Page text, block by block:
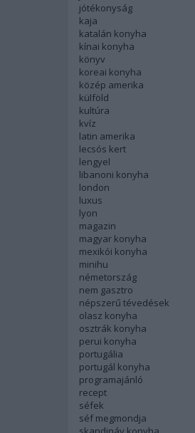
jótékonyság
kaja
katalán konyha
kínai konyha
könyv
koreai konyha
közép amerika
külföld
kultúra
kvíz
latin amerika
lecsós kert
lengyel
libanoni konyha
london
luxus
lyon
magazin
magyar konyha
mexikói konyha
minihu
németország
nem gasztro
népszerű tévedések
olasz konyha
osztrák konyha
perui konyha
portugália
portugál konyha
programajánló
recept
séfek
séf megmondja